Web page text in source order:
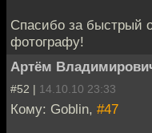
Спасибо за быстрый
фотографу!
Артём
#52 | 14.10.10 23:33
Кому: Goblin, #47